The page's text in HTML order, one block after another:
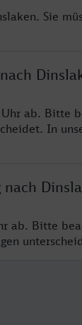
Sie
ab. Bitte
In
ab. Bitte